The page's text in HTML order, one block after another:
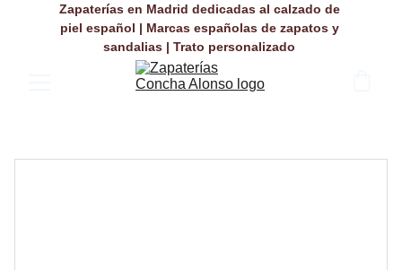
Zapaterías en Madrid dedicadas al calzado de
piel español | Marcas españolas de zapatos y
sandalias | Trato personalizado